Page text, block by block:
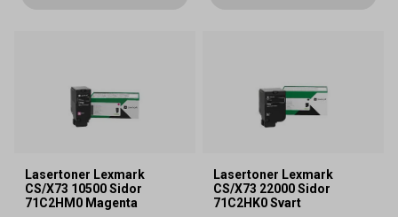
Lasertoner Lexmark
CS/X73 10500 Sidor
71C2HM0 Magenta
Lasertoner Lexmark
CS/X73 22000 Sidor
71C2HK0 Svart